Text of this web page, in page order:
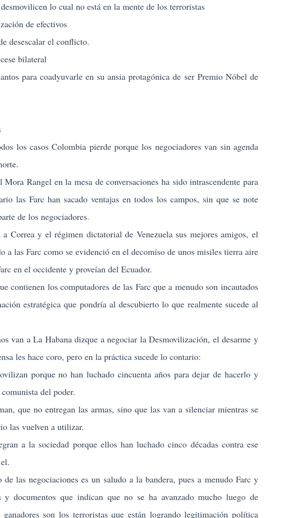
lo cual no está en la mente de los terroristas
de efectivos
el conflicto.
bilateral
coadyuvarle en su ansia protagónica de ser Premio Nóbel de
los casos Colombia pierde porque los negociadores van sin agenda
Rangel en la mesa de conversaciones ha sido intrascendente para
las Farc han sacado ventajas en todos los campos, sin que se note
de los negociadores.
y el régimen dictatorial de Venezuela sus mejores amigos, el
a las Farc como se evidenció en el decomiso de unos misiles tierra aire
en el occidente y proveían del Ecuador.
los computadores de las Farc que a menudo son incautados
estratégica que pondría al descubierto lo que realmente sucede al
a La Habana dizque a negociar la Desmovilización, el desarme y
les hace coro, pero en la práctica sucede lo contario:
porque no han luchado cincuenta años para dejar de hacerlo y
del poder.
que no entregan las armas, sino que las van a silenciar mientras se
las vuelven a utilizar.
a la sociedad porque ellos han luchado cinco décadas contra ese
negociaciones es un saludo a la bandera, pues a menudo Farc y
documentos que indican que no se ha avanzado mucho luego de
son los terroristas que están logrando legitimación política